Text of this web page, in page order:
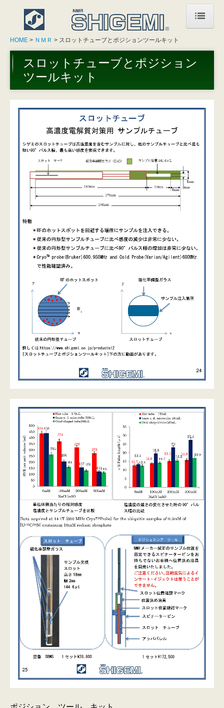
HOME
お知らせ
加工技術
お問合せ
質問事例
プライバシーポリシー
HOME ＮＭＲ スロットチューブとポジションツールキット
スロットチューブとポジション
ツールキット